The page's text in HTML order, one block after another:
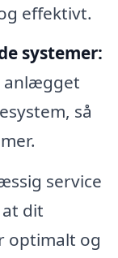
effektivt.
systemer:
anlægget
så
service
dit
optimalt og